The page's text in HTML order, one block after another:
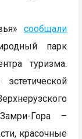
сообщали
парк
туризма.
Гора –
красочные